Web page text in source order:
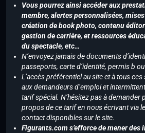
Vous pourrez ainsi accéder aux
membre, alertes personnalisées,
création de book photo, contenu
gestion de carrière, et ressources
du spectacle, etc…
N’envoyez jamais de documents
passeports, carte d’identité, permis b
L’accès préférentiel au site et à tous
aux demandeurs d’emploi et
tarif spécial. N’hésitez pas à demander
propos de ce tarif en nous écrivant via
contact disponibles sur le site.
Figurants.com s’efforce de mener